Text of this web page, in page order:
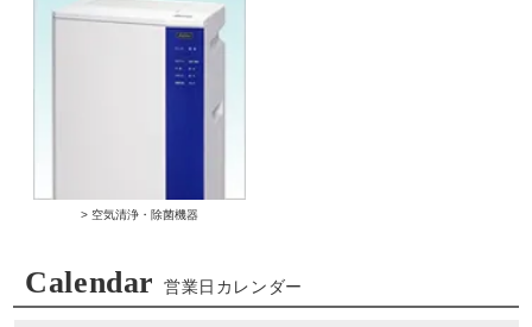
> 空気清浄・除菌機器
Calendar 営業日カレンダー